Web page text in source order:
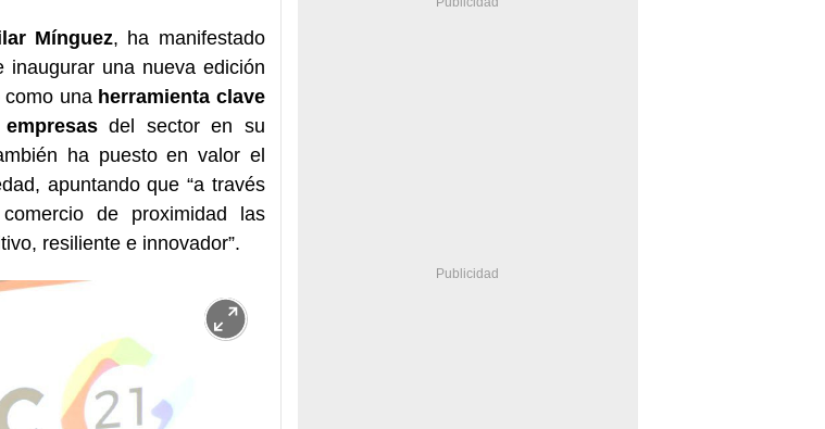
Mínguez, ha manifestado
inaugurar una nueva edición
como una herramienta clave
del sector en su
ha puesto en valor el
apuntando que “a través
de proximidad las
resiliente e innovador”.